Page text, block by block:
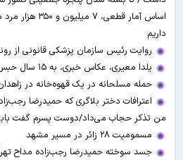
داریم
روایت رئیس سازمان پزشکی قانونی از
یلدا معیری، عکاس خبری، به ۱۵ سال حبس محکوم شد
حمله مسلحانه در یک قهوه‌خانه در
اعترافات دختر بلاگری که حمیدرضا
من تذکر حجاب می‌داد/دوست پسرم گفت
مسمومیت ۲۸ زائر در مسیر مشهد
جسد سوخته حمیدرضا رجب‌زاده مداح